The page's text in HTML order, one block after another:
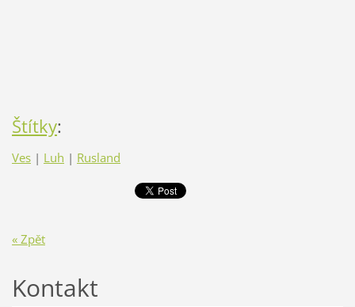
Štítky:
Ves | Luh | Rusland
« Zpět
Kontakt